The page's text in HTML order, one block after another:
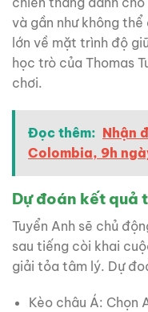
và gần như không
lớn về mặt trình độ
học trò của Thomas
chơi.
Đọc thêm: Nhận
Colombia, 9h
Dự đoán kết quả
Tuyển Anh sẽ chủ
sau tiếng còi khai
giải tỏa tâm lý. Dự
Kèo châu Á: Chọn